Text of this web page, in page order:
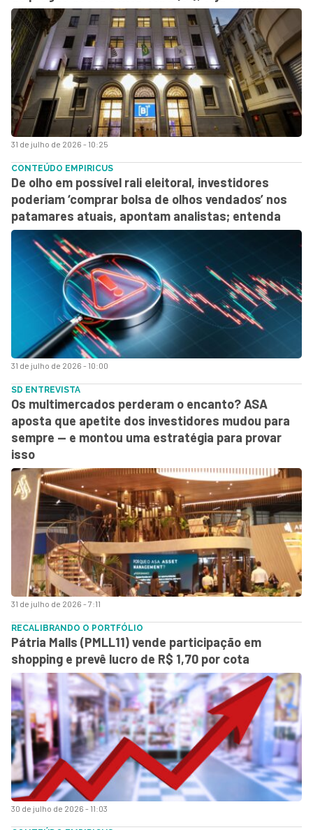
31 de julho de 2026 - 10:25
31 de julho de 2026 - 10:00
CONTEÚDO EMPIRICUS
De olho em possível rali eleitoral, investidores
poderiam ‘comprar bolsa de olhos vendados’ nos
patamares atuais, apontam analistas; entenda
31 de julho de 2026 - 7:11
SD ENTREVISTA
Os multimercados perderam o encanto? ASA
aposta que apetite dos investidores mudou para
sempre — e montou uma estratégia para provar
isso
30 de julho de 2026 - 11:03
RECALIBRANDO O PORTFÓLIO
Pátria Malls (PMLL11) vende participação em
shopping e prevê lucro de R$ 1,70 por cota